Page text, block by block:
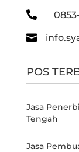


POS
Jasa
Tengah
Jasa